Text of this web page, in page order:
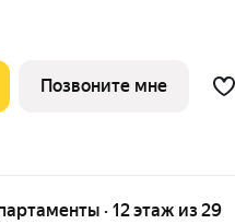
на Юго-Западе Москвы.
Позвоните мне
· 12 этаж из 29